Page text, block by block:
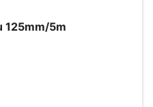
125mm/5m